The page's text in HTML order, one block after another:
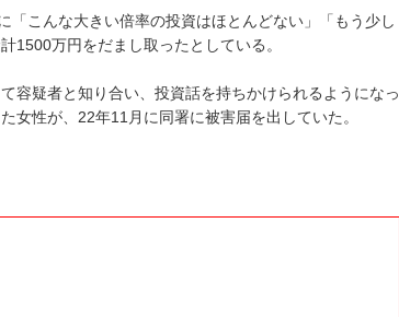
こんな大きい倍率の投資はほとんどない」「もう少し
1500万円をだまし取ったとしている。
容疑者と知り合い、投資話を持ちかけられるようになっ
女性が、22年11月に同署に被害届を出していた。